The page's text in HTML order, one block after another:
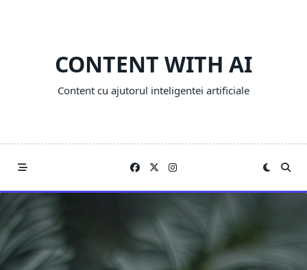
CONTENT WITH AI
Content cu ajutorul inteligentei artificiale